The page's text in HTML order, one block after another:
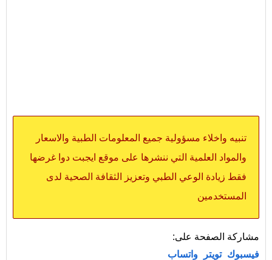
تنبيه واخلاء مسؤولية جميع المعلومات الطبية والاسعار
والمواد العلمية التي ننشرها على موقع ايجبت دوا غرضها
فقط زيادة الوعي الطبي وتعزيز الثقافة الصحية لدى
المستخدمين
مشاركة الصفحة على:
فيسبوك تويتر واتساب